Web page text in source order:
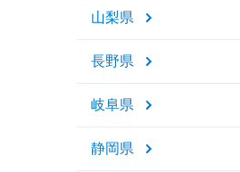
山梨県
長野県
岐阜県
静岡県